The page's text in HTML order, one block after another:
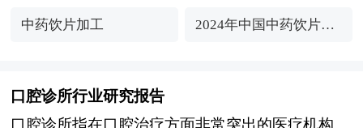
中药饮片加工 2024年中国中药饮片加
口腔诊所行业研究报告
口腔诊所指在口腔治疗方面非常突出的医疗机构。